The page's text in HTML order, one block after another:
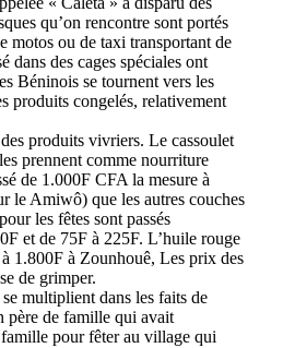
qu’on rencontre sont portés
motos ou de taxi transportant de
dans des cages spéciales ont
Béninois se tournent vers les
produits congelés, relativement
produits vivriers. Le cassoulet
prennent comme nourriture
de 1.000F CFA la mesure à
le Amiwô) que les autres couches
les fêtes sont passés
et de 75F à 225F. L’huile rouge
à 1.800F à Zounhouê, Les prix des
de grimper.
multiplient dans les faits de
père de famille qui avait
famille pour fêter au village qui